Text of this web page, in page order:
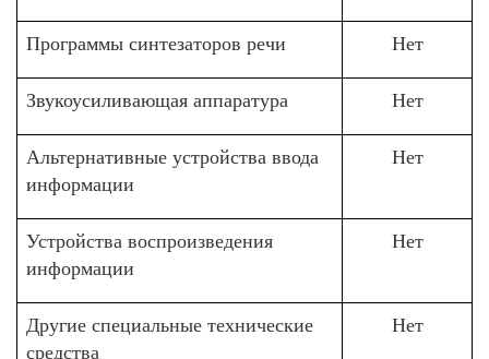
Программы синтезаторов речи Нет
Звукоусиливающая аппаратура Нет
Альтернативные устройства ввода
информации
Нет
Устройства воспроизведения
информации
Нет
Другие специальные технические
средства
Нет